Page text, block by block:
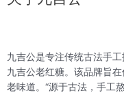
九吉公是专注传统古法手
九吉公老红糖。该品牌旨
老味道。“源于古法，手工